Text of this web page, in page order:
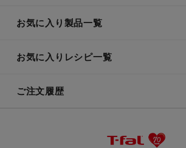
お気に入り製品一覧
お気に入りレシピ一覧
ご注文履歴